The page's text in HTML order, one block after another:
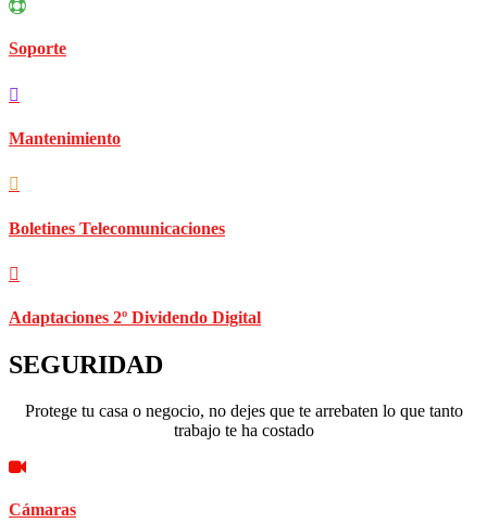
Soporte
Mantenimiento
Boletines Telecomunicaciones
Adaptaciones 2º Dividendo Digital
SEGURIDAD
Protege tu casa o negocio, no dejes que te arrebaten lo que tanto
trabajo te ha costado
Cámaras